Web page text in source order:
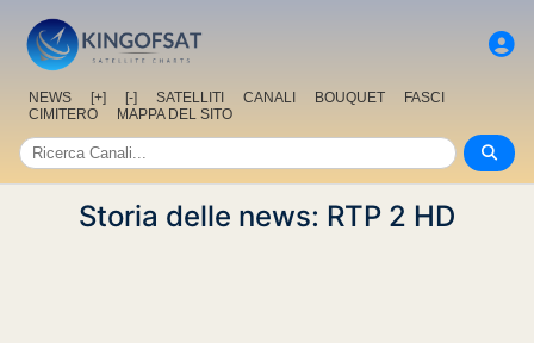
NEWS [+] [-] SATELLITI CANALI BOUQUET
FASCI
CIMITERO
MAPPA DEL SITO
Storia delle news: RTP 2 HD